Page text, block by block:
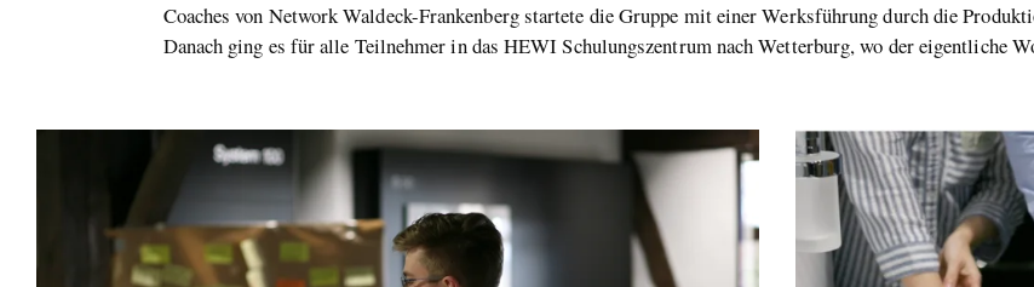
Coaches von Network Waldeck-Frankenberg startete die Gruppe mit einer Werksführung durch die
Danach ging es für alle Teilnehmer in das HEWI Schulungszentrum nach Wetterburg, wo der eigentliche